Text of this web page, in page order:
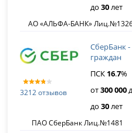
до30лет
АО «АЛЬФА-БАНК»
3212 отзывов
СберБанк
граждан
ПСК 16.7%
от300 000
до30лет
ПАО СберБанк Лиц.№1481